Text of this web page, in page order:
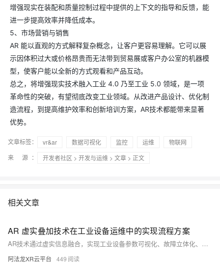
增强现实在装配和质量控制过程中提供的上下文的指导和反馈，能
进一步提高效率并降低成本。​
5、市场营销与销售​
AR 能以直观的方式解释复杂概念，让客户更容易理解。它可以展
示因体积过大或价格昂贵而无法带到贸易展或客户办公室的机器模
型，使客户能以全新的方式观看和产品互动。
总之，将增强现实技术融入工业 4.0 乃至工业 5.0 领域，是一项
革命性的突破，有望彻底改变工业领域。从改进产品设计、优化制
造流程，到提高维护效率和创新培训方案，AR技术都能带来显著
优势。​
文章标签： vr&ar 数据可视化 监控 运维
物联网
来 源：
开发者社区 > 开发与运维 > 文章 > 正文
相关文章
AR 虚实叠加技术在工业设备运维中的实现流程方案
AR技术通过虚实信息融合，实现工业设备参数可视化、故障立体化、操作直观化，提升运维效率与精度。结合物联网与数字孪生，打造智能运维新范式。
阿法龙XR云平台 449